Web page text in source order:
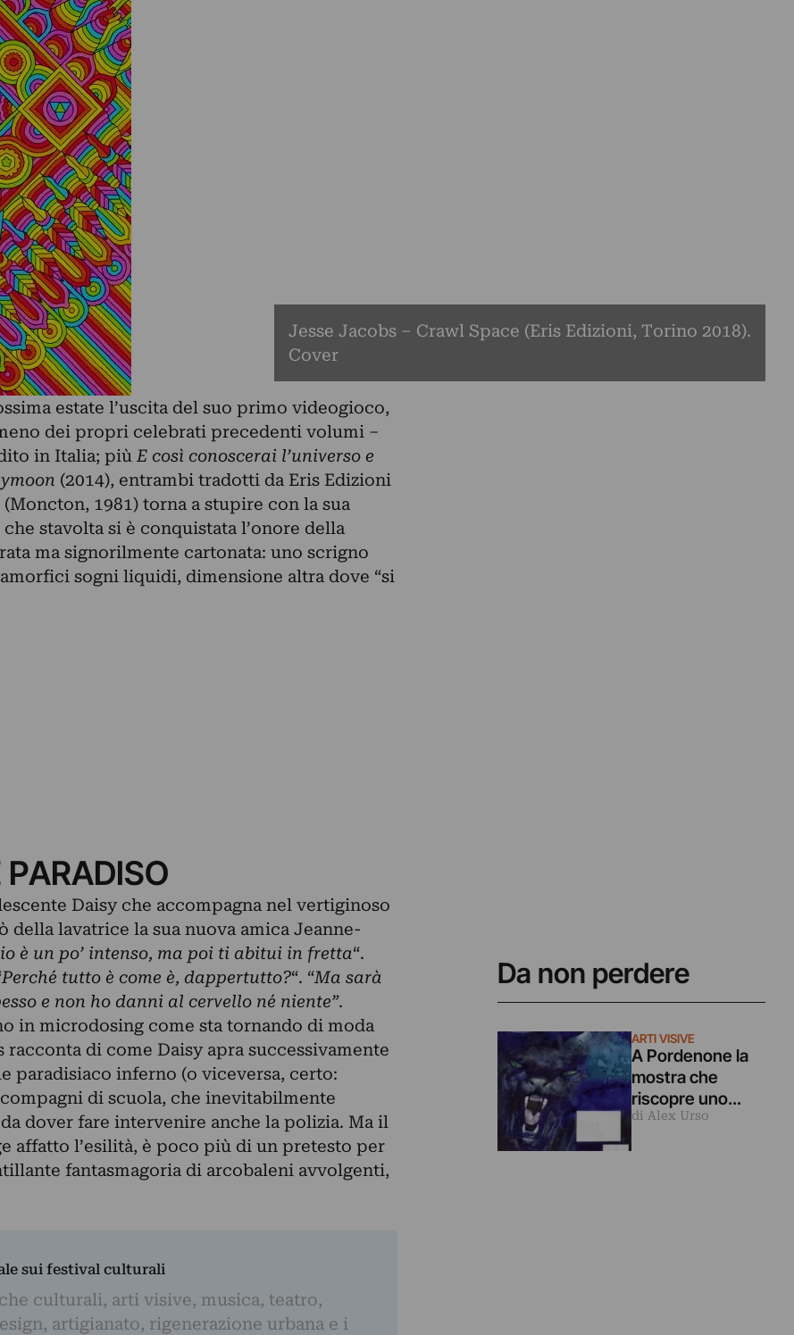
Jesse Jacobs – Crawl Space (Eris Edizioni, Torino 2018).
Cover
estate l’uscita del suo primo videogioco,
dei propri celebrati precedenti volumi –
in Italia; più E così conoscerai l’universo e
(2014), entrambi tradotti da Eris Edizioni
(Moncton, 1981) torna a stupire con la sua
che stavolta si è conquistata l’onore della
ma signorilmente cartonata: uno scrigno
sogni liquidi, dimensione altra dove “si
PARADISO
Daisy che accompagna nel vertiginoso
della lavatrice la sua nuova amica Jeanne-
è un po’ intenso, ma poi ti abitui in fretta“.
Perché tutto è come è, dappertutto?“. “Ma sarà
e non ho danni al cervello né niente”.
in microdosing come sta tornando di moda
racconta di come Daisy apra successivamente
paradisiaco inferno (o viceversa, certo:
di scuola, che inevitabilmente
dover fare intervenire anche la polizia. Ma il
affatto l’esilità, è poco più di un pretesto per
fantasmagoria di arcobaleni avvolgenti,
sui festival culturali
culturali, arti visive, musica, teatro,
artigianato, rigenerazione urbana e i
Da non perdere
ARTI VISIVE
A Pordenone la
mostra che
riscopre uno
degli autori del
di Alex Urso